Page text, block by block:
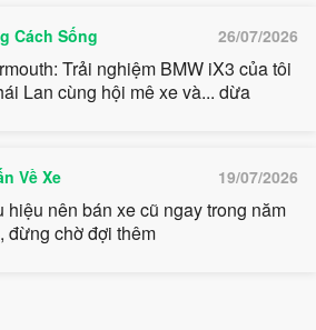
Cách Sống 26/07/2026
Trải nghiệm BMW iX3 của tôi
Lan cùng hội mê xe và... dừa
Về Xe 19/07/2026
hiệu nên bán xe cũ ngay trong năm
đừng chờ đợi thêm